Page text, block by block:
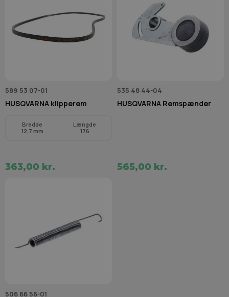
589 53 07-01
HUSQVARNA klipperem
Bredde
12,7 mm
Længde
176
363,00 kr.
535 48 44-04
HUSQVARNA Remspænder
565,00 kr.
506 66 56-01